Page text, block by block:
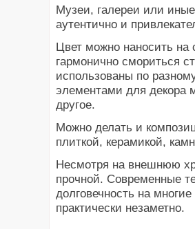
Музеи, галереи или
аутентично и
Цвет можно наносить
гармонично смориться
использованы по
элементами для декора
другое.
Можно делать и
плиткой, керамикой,
Несмотря на внешнюю
прочной. Современные
долговечность на
практически незаметно.